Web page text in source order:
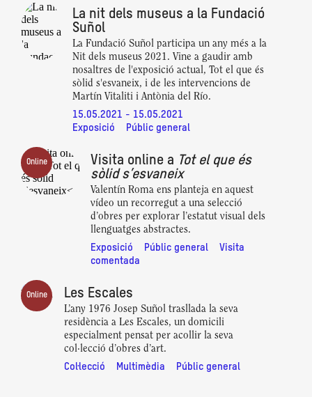
La nit dels museus a la Fundació
Suñol
La Fundació Suñol participa un any més a la
Nit dels museus 2021. Vine a gaudir amb
nosaltres de l'exposició actual, Tot el que és
sòlid s'esvaneix, i de les intervencions de
Martín Vitaliti i Antònia del Río.
15.05.2021 - 15.05.2021
Exposició
Públic general
Online Visita online a Tot el que és
sòlid s’esvaneix
Valentín Roma ens planteja en aquest
vídeo un recorregut a una selecció
d’obres per explorar l’estatut visual dels
llenguatges abstractes.
Exposició
Públic general
Visita
comentada
Online Les Escales
L’any 1976 Josep Suñol trasllada la seva
residència a Les Escales, un domicili
especialment pensat per acollir la seva
col·lecció d’obres d’art.
Col·lecció
Multimèdia Públic general